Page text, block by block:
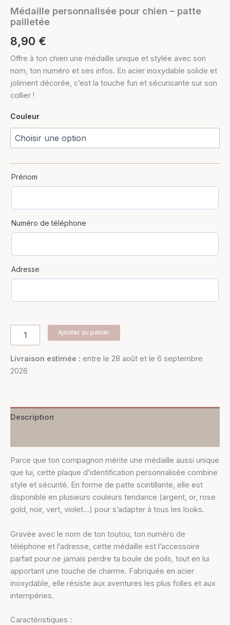
Médaille personnalisée pour chien – patte
pailletée
8,90 €
Offre à ton chien une médaille unique et stylée avec son
nom, ton numéro et ses infos. En acier inoxydable solide et
joliment décorée, c’est la touche fun et sécurisante sur son
collier !
Couleur
Prénom
Numéro de téléphone
Adresse
Ajouter au panier
Livraison estimée : entre le 28 août et le 6 septembre
2026
Description
Parce que ton compagnon mérite une médaille aussi unique
que lui, cette plaque d’identification personnalisée combine
style et sécurité. En forme de patte scintillante, elle est
disponible en plusieurs couleurs tendance (argent, or, rose
gold, noir, vert, violet…) pour s’adapter à tous les looks.
Gravée avec le nom de ton toutou, ton numéro de
téléphone et l’adresse, cette médaille est l’accessoire
parfait pour ne jamais perdre ta boule de poils, tout en lui
apportant une touche de charme. Fabriquée en acier
inoxydable, elle résiste aux aventures les plus folles et aux
intempéries.
Caractéristiques :